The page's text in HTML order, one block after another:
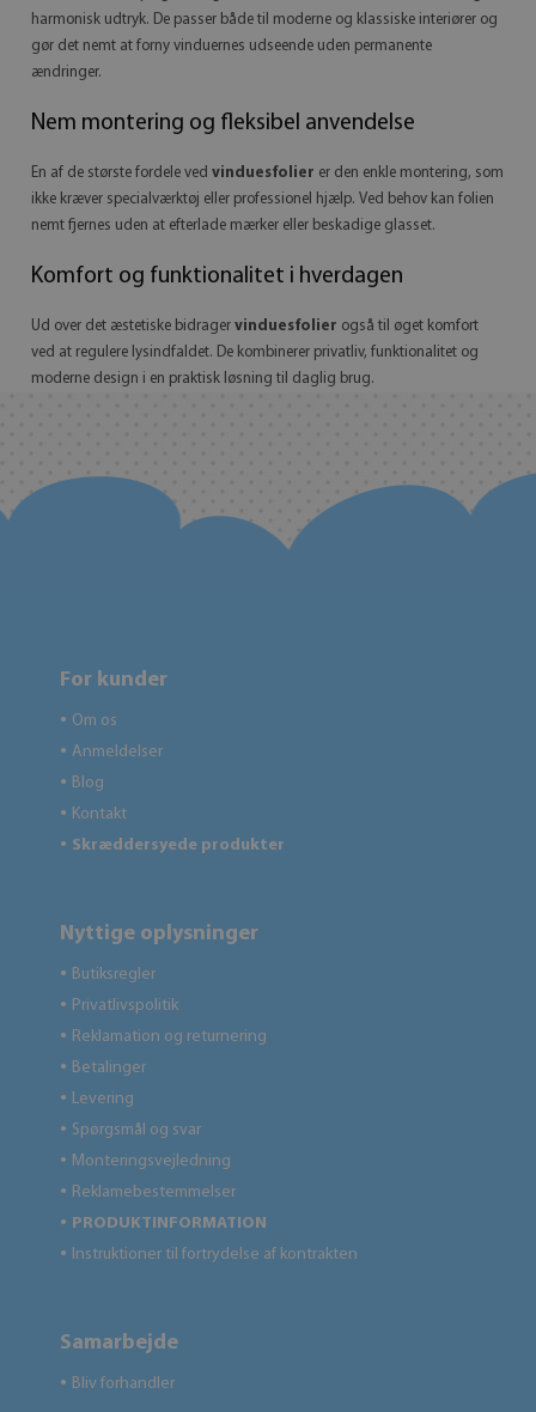
harmonisk udtryk. De passer både til moderne og klassiske interiører og
gør det nemt at forny vinduernes udseende uden permanente
ændringer.
Nem montering og fleksibel anvendelse
En af de største fordele ved vinduesfolier er den enkle montering, som
ikke kræver specialværktøj eller professionel hjælp. Ved behov kan folien
nemt fjernes uden at efterlade mærker eller beskadige glasset.
Komfort og funktionalitet i hverdagen
Ud over det æstetiske bidrager vinduesfolier også til øget komfort
ved at regulere lysindfaldet. De kombinerer privatliv, funktionalitet og
moderne design i en praktisk løsning til daglig brug.
For kunder
● Om os
● Anmeldelser
● Blog
● Kontakt
● Skræddersyede produkter
Nyttige oplysninger
● Butiksregler
● Privatlivspolitik
● Reklamation og returnering
● Betalinger
● Levering
● Spørgsmål og svar
● Monteringsvejledning
● Reklamebestemmelser
● PRODUKTINFORMATION
● Instruktioner til fortrydelse af kontrakten
Samarbejde
● Bliv forhandler